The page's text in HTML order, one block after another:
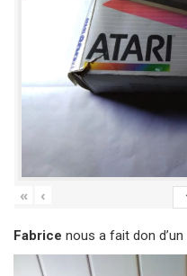
« ‹
Fabrice nous a fait don d’un